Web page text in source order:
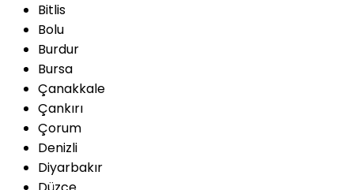
Bitlis
Bolu
Burdur
Bursa
Çanakkale
Çankırı
Çorum
Denizli
Diyarbakır